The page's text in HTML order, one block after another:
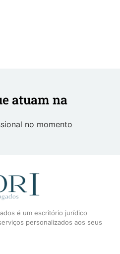
atuam na
no momento
é um escritório jurídico
personalizados aos seus